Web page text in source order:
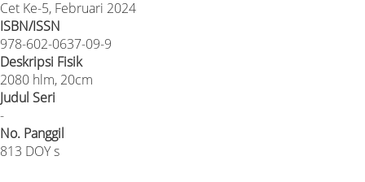
Cet Ke-5, Februari 2024
ISBN/ISSN
978-602-0637-09-9
Deskripsi Fisik
2080 hlm, 20cm
Judul Seri
-
No. Panggil
813 DOY s